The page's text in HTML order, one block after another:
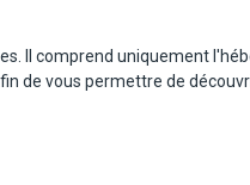
Il comprend uniquement
de vous permettre de
à couper le souffle ! Dès
uniques. À quelques